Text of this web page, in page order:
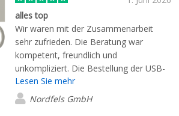
alles top
Wir waren mit der Zusammenarbeit
sehr zufrieden. Die Beratung war
kompetent, freundlich und
unkompliziert. Die Bestellung der USB-
Sticks wurde zuverlässig und
termingerecht abgewickelt. Qualität,
Service und Kommunikation haben
Lesen Sie mehr
Nordfels GmbH